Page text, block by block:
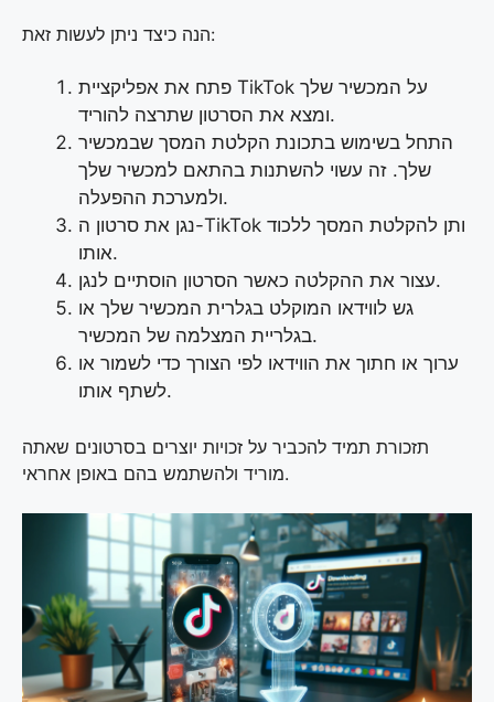
הנה כיצד ניתן לעשות זאת:
פתח את אפליקציית TikTok על המכשיר שלך
ומצא את הסרטון שתרצה להוריד.
התחל בשימוש בתכונת הקלטת המסך שבמכשיר
שלך. זה עשוי להשתנות בהתאם למכשיר שלך
ולמערכת ההפעלה.
נגן את סרטון ה-TikTok ותן להקלטת המסך ללכוד
אותו.
עצור את ההקלטה כאשר הסרטון הוסתיים לנגן.
גש לווידאו המוקלט בגלרית המכשיר שלך או
בגלריית המצלמה של המכשיר.
ערוך או חתוך את הווידאו לפי הצורך כדי לשמור או
לשתף אותו.
תזכורת תמיד להכביר על זכויות יוצרים בסרטונים שאתה
מוריד ולהשתמש בהם באופן אחראי.